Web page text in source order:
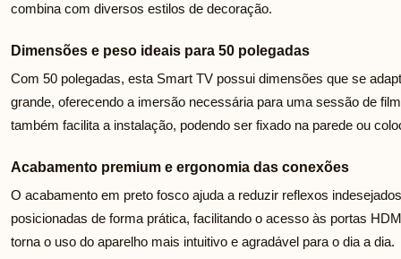
combina com diversos estilos de decoração.
Dimensões e peso ideais para 50 polegadas
Com 50 polegadas, esta Smart TV possui dimensões que se
grande, oferecendo a imersão necessária para uma sessão de
também facilita a instalação, podendo ser fixado na parede ou
Acabamento premium e ergonomia das conexões
O acabamento em preto fosco ajuda a reduzir reflexos
posicionadas de forma prática, facilitando o acesso às portas
torna o uso do aparelho mais intuitivo e agradável para o dia a dia.